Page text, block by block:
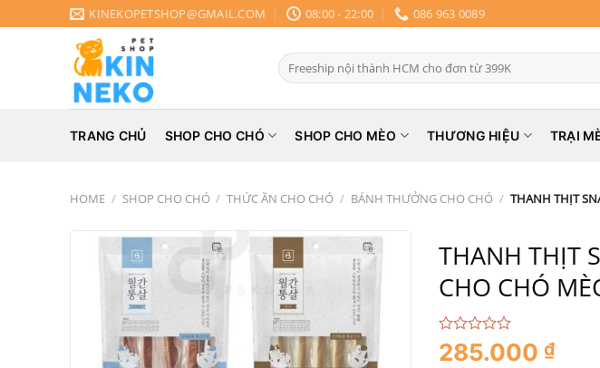
đến
KINEKOPETSHOP@GMAIL.COM 08:00 - 22:00 086 963 0089
Search
for:
TRANG CHỦ SHOP CHO CHÓ SHOP CHO MÈO THƯƠNG HIỆU TRẠI
HOME / SHOP CHO CHÓ / THỨC ĂN CHO CHÓ / BÁNH THƯỞNG CHO CHÓ / THANH THỊT
THANH THỊT
CHO CHÓ
0
out
285.000 ₫